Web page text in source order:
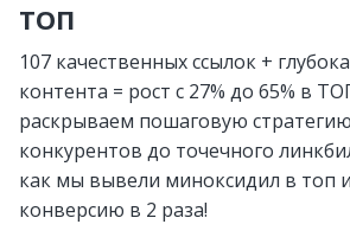
ТОП
107 качественных ссылок +
контента = рост с 27% до 65% в
раскрываем пошаговую
конкурентов до точечного
как мы вывели миноксидил в топ
конверсию в 2 раза!